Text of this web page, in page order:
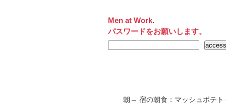
Men at Work.
パスワードをお願いします。
朝→ 宿の朝食：マッシュポテト